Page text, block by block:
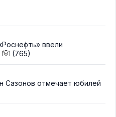
ввели
(765)
Сазонов отмечает юбилей